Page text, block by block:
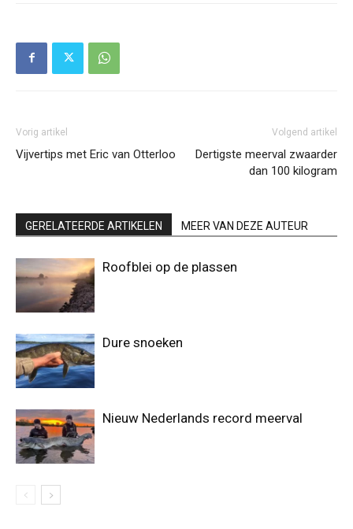
Vorig artikel
Vijvertips met Eric van Otterloo
Volgend artikel
Dertigste meerval zwaarder
dan 100 kilogram
GERELATEERDE ARTIKELEN MEER VAN DEZE AUTEUR
Roofblei op de plassen
Dure snoeken
Nieuw Nederlands record meerval